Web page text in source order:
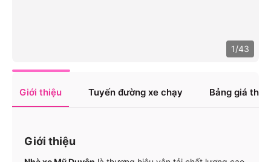
1/43
Giới thiệu Tuyến đường xe chạy Bảng giá
Giới thiệu